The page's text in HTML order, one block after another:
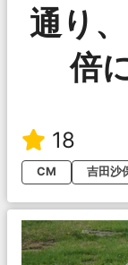
通り
倍
18
CM
吉田沙